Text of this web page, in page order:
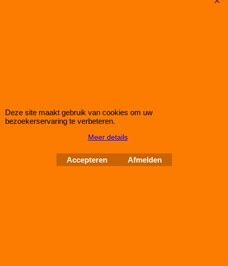
Standaard schroefdraad is M14x1,5
IMPROMAXX
L-Tec Shop 2026
Deze site maakt gebruik van cookies om uw
bezoekerservaring te verbeteren.
Meer details
Accepteren Afmelden